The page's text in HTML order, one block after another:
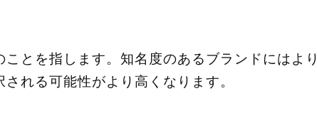
とを指します。知名度のあるブランドにはより
れる可能性がより高くなります。